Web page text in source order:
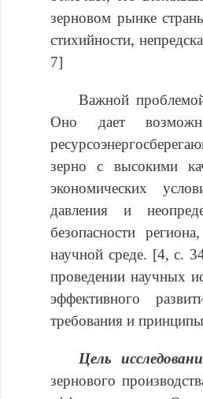
зерновом рынке
стихийности,
7]
Важной
Оно дает
зерно с высокими
экономических
давления и
безопасности
научной среде. [4, с.
проведении научных
эффективного
требования и
Цель
зернового